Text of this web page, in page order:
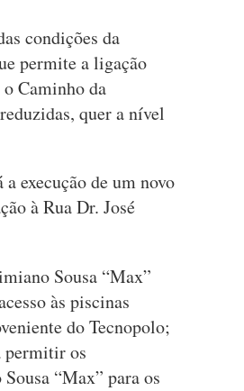
condições da
permite a ligação
Caminho da
quer a nível
execução de um novo
à Rua Dr. José
Sousa “Max”
às piscinas
do Tecnopolo;
permitir os
“Max” para os